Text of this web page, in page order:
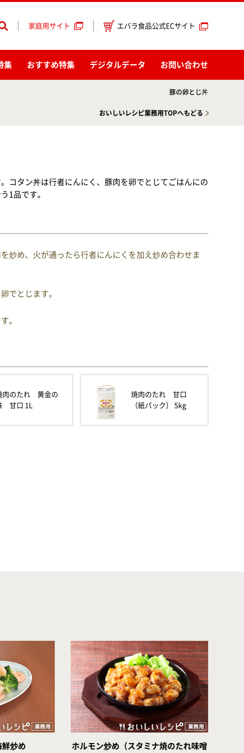
集 おすすめ特集 デジタルデータ お問い合わせ
家庭用サイト エバラ食品公式ECサイト
豚の卵とじ丼
おいしいレシピ業務用TOPへもどる
コタン丼は行者にんにく、豚肉を卵でとじてごはんにの
1品です。
炒め、火が通ったら行者にんにくを加え炒め合わせま
でとじます。
。
肉のたれ 黄金の
甘口 1L
焼肉のたれ 甘口
（紙パック） 5kg
炒め
ホルモン炒め（スタミナ焼のたれ味噌